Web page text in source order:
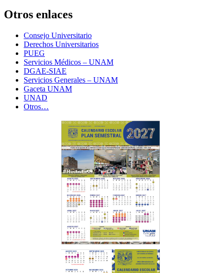
Otros enlaces
Consejo Universitario
Derechos Universitarios
PUEG
Servicios Médicos – UNAM
DGAE-SIAE
Servicios Generales – UNAM
Gaceta UNAM
UNAD
Otros…